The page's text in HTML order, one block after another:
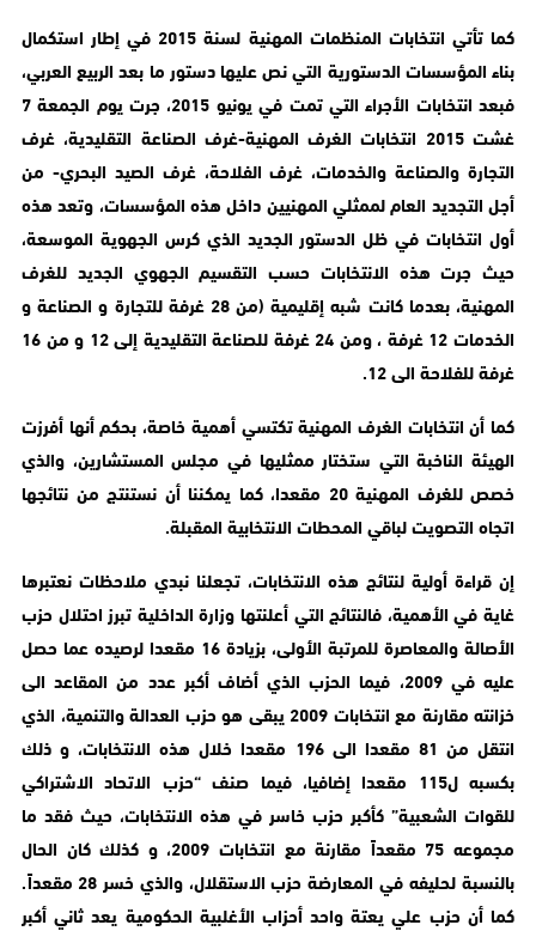
كما تأتي انتخابات المنظمات المهنية لسنة 2015 في إطار استكمال
بناء المؤسسات الدستورية التي نص عليها دستور ما بعد الربيع العربي،
فبعد انتخابات الأجراء التي تمت في يونيو 2015، جرت يوم الجمعة 7
غشت 2015 انتخابات الغرف المهنية-غرف الصناعة التقليدية، غرف
التجارة والصناعة والخدمات، غرف الفلاحة، غرف الصيد البحري- من
أجل التجديد العام لممثلي المهنيين داخل هذه المؤسسات، وتعد هذه
أول انتخابات في ظل الدستور الجديد الذي كرس الجهوية الموسعة،
حيث جرت هذه الانتخابات حسب التقسيم الجهوي الجديد للغرف
المهنية، بعدما كانت شبه إقليمية (من 28 غرفة للتجارة و الصناعة و
الخدمات 12 غرفة ، ومن 24 غرفة للصناعة التقليدية إلى 12 و من 16
غرفة للفلاحة الى 12.
كما أن انتخابات الغرف المهنية تكتسي أهمية خاصة، بحكم أنها أفرزت
الهيئة الناخبة التي ستختار ممثليها في مجلس المستشارين، والذي
خصص للغرف المهنية 20 مقعدا، كما يمكننا أن نستنتج من نتائجها
اتجاه التصويت لباقي المحطات الانتخابية المقبلة.
إن قراءة أولية لنتائج هذه الانتخابات، تجعلنا نبدي ملاحظات نعتبرها
غاية في الأهمية، فالنتائج التي أعلنتها وزارة الداخلية تبرز احتلال حزب
الأصالة والمعاصرة للمرتبة الأولى، بزيادة 16 مقعدا لرصيده عما حصل
عليه في 2009، فيما الحزب الذي أضاف أكبر عدد من المقاعد الى
خزانته مقارنة مع انتخابات 2009 يبقى هو حزب العدالة والتنمية، الذي
انتقل من 81 مقعدا الى 196 مقعدا خلال هذه الانتخابات، و ذلك
بكسبه ل115 مقعدا إضافيا، فيما صنف “حزب الاتحاد الاشتراكي
للقوات الشعبية” كأكبر حزب خاسر في هذه الانتخابات، حيث فقد ما
مجموعه 75 مقعداً مقارنة مع انتخابات 2009، و كذلك كان الحال
بالنسبة لحليفه في المعارضة حزب الاستقلال، والذي خسر 28 مقعداً.
كما أن حزب علي يعتة واحد أحزاب الأغلبية الحكومية يعد ثاني أكبر